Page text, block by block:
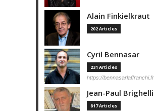
Alain Finkielkraut
202 Articles
Cyril Bennasar
231 Articles
https://bennasarlaffranchi.fr
Jean-Paul Brighelli
817 Articles